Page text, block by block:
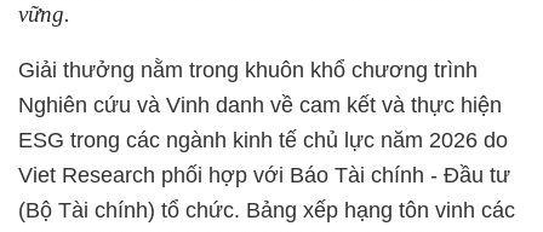
vững.
Giải thưởng nằm trong khuôn khổ chương trình
Nghiên cứu và Vinh danh về cam kết và thực hiện
ESG trong các ngành kinh tế chủ lực năm 2026 do
Viet Research phối hợp với Báo Tài chính - Đầu tư
(Bộ Tài chính) tổ chức. Bảng xếp hạng tôn vinh các